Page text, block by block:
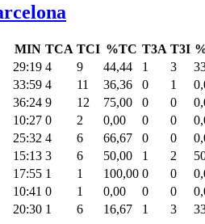
MIN TCA TCI %TC T3A T3I
29:19 4 9 44,44 1 3
33:59 4 11 36,36 0 1
36:24 9 12 75,00 0 0
10:27 0 2 0,00 0 0
25:32 4 6 66,67 0 0
15:13 3 6 50,00 1 2
17:55 1 1 100,00 0 0
10:41 0 1 0,00 0 0
20:30 1 6 16,67 1 3